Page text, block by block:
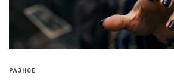
РАЗНОЕ